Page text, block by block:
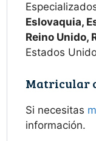
Eslovaquia,
Reino Unido,
Estados
Matricular
Si necesitas
información.